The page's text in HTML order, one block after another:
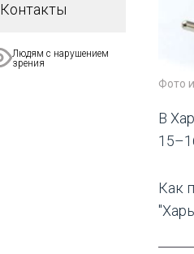
Контакты
Людям с нарушением
зрения
Фото
В
Как